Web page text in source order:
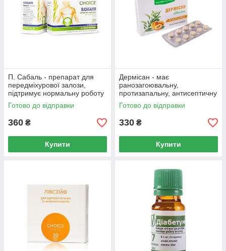
П. Сабаль - препарат для
передміхурової залози,
підтримує нормальну роботу
сечовидільної системи.
Готово до відправки
360 ₴
Купити
Дермісан - має
ранозагоювальну,
протизапальну, антисептичну
дію.
Готово до відправки
330 ₴
Купити